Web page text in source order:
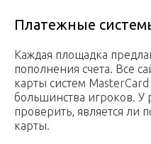
Платежные
Каждая площадка
пополнения счета. Все
карты систем
большинства игроков. У
проверить, является ли
карты.